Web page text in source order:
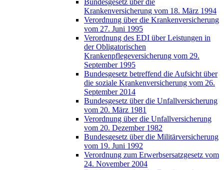
Bundesgesetz über die
Krankenversicherung vom 18. März 1994
Verordnung über die Krankenversicherung
vom 27. Juni 1995
Verordnung des EDI über Leistungen in
der Obligatorischen
Krankenpflegeversicherung vom 29.
September 1995
Bundesgesetz betreffend die Aufsicht über
die soziale Krankenversicherung vom 26.
September 2014
Bundesgesetz über die Unfallversicherung
vom 20. März 1981
Verordnung über die Unfallversicherung
vom 20. Dezember 1982
Bundesgesetz über die Militärversicherung
vom 19. Juni 1992
Verordnung zum Erwerbsersatzgesetz vom
24. November 2004